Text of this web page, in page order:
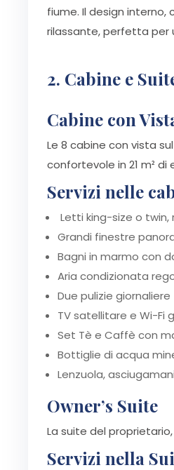
fiume. Il design
rilassante, perfetta per
2. Cabine e
Cabine con
Le 8 cabine con vista
confortevole in 21 m² di
Servizi nelle
Letti king-size o twin,
Grandi finestre
Bagni in marmo con
Aria condizionata
Due pulizie giornaliere
TV satellitare e Wi-Fi
Set Tè e Caffè con
Bottiglie di acqua
Lenzuola,
Owner’s Suite
La suite del
Servizi nella